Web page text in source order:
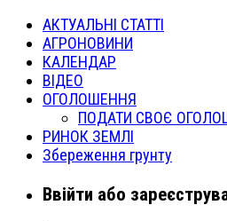
АКТУАЛЬНІ СТАТТІ
АГРОНОВИНИ
КАЛЕНДАР
ВІДЕО
ОГОЛОШЕННЯ
ПОДАТИ СВОЄ
РИНОК ЗЕМЛІ
Збереження грунту
Ввійти або